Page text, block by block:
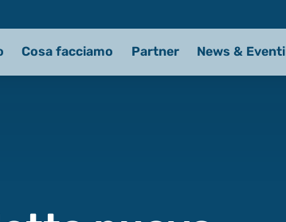
Cosa facciamo Partner News & Eventi